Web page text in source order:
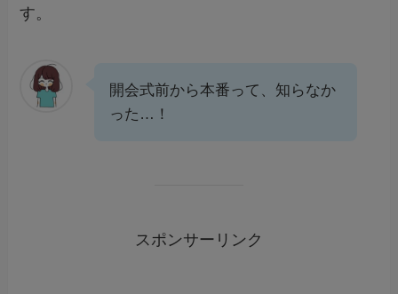
す。
開会式前から本番って、知らなか
った…！
スポンサーリンク